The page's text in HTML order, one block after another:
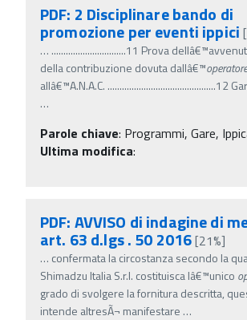
PDF: 2 Disciplinare bando di
promozione per eventi ippici
… ...............................11 Prova
della contribuzione dovuta dallâ€™operatore
allâ€™A.N.A.C. .............................................12
…
Parole chiave: Programmi, Gare,
Ultima modifica:
PDF: AVVISO di indagine di
art. 63 d.lgs . 50 2016[21%]
… confermata la circostanza secondo la
Shimadzu Italia S.r.l. costituisca lâ€™unico
grado di svolgere la fornitura descritta,
intende altresÃ¬ manifestare …